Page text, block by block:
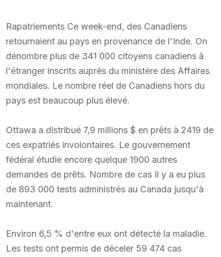
Rapatriements Ce week-end, des Canadiens
retournaient au pays en provenance de l'Inde. On
dénombre plus de 341 000 citoyens canadiens à
l'étranger inscrits auprès du ministère des Affaires
mondiales. Le nombre réel de Canadiens hors du
pays est beaucoup plus élevé.
Ottawa a distribué 7,9 millions $ en prêts à 2419 de
ces expatriés involontaires. Le gouvernement
fédéral étudie encore quelque 1900 autres
demandes de prêts. Nombre de cas Il y a eu plus
de 893 000 tests administrés au Canada jusqu'à
maintenant.
Environ 6,5 % d'entre eux ont détecté la maladie.
Les tests ont permis de déceler 59 474 cas